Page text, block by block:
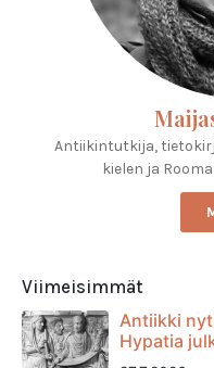
Antiikintutkija,
kielen ja
Viimeisimmät
Antiikki
Hypatia